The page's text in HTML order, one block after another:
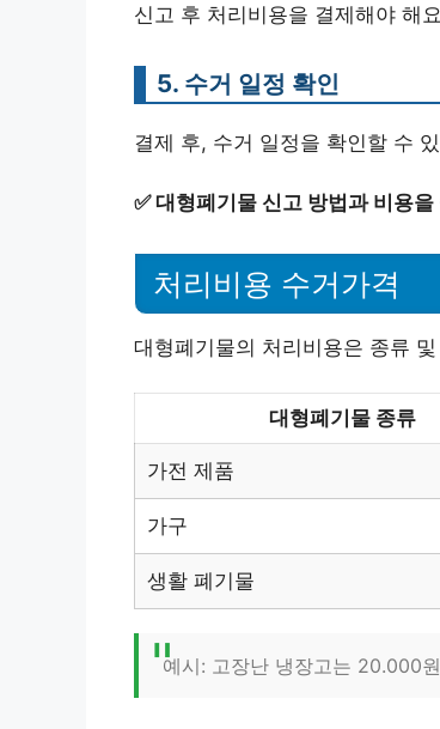
신고 후 처리비용을 결제해야 해
5. 수거 일정 확인
결제 후, 수거 일정을 확인할 수
✅대형폐기물 신고 방법과 비용
처리비용 수거가격
대형폐기물의 처리비용은 종류
대형폐기물 종류
가전 제품
가구
생활 폐기물
예시: 고장난 냉장고는 20.000